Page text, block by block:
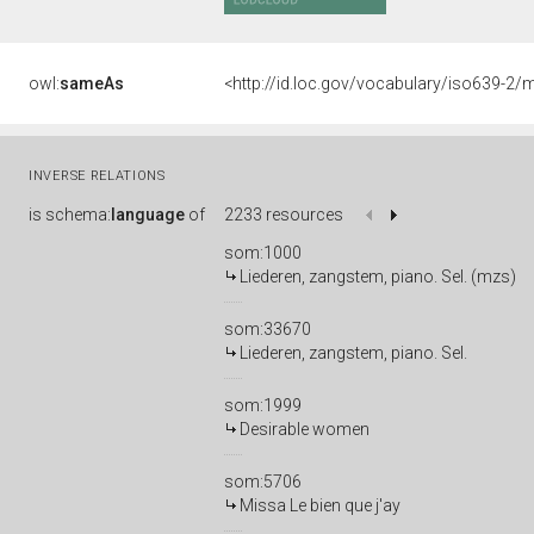
owl:sameAs <http://id.loc.gov/vocabulary/iso639-2/
INVERSE RELATIONS
is schema: language of
2233 resources
som:1000
Liederen, zangstem, piano. Sel. (mzs)
som:33670
Liederen, zangstem, piano. Sel.
som:1999
Desirable women
som:5706
Missa Le bien que j'ay